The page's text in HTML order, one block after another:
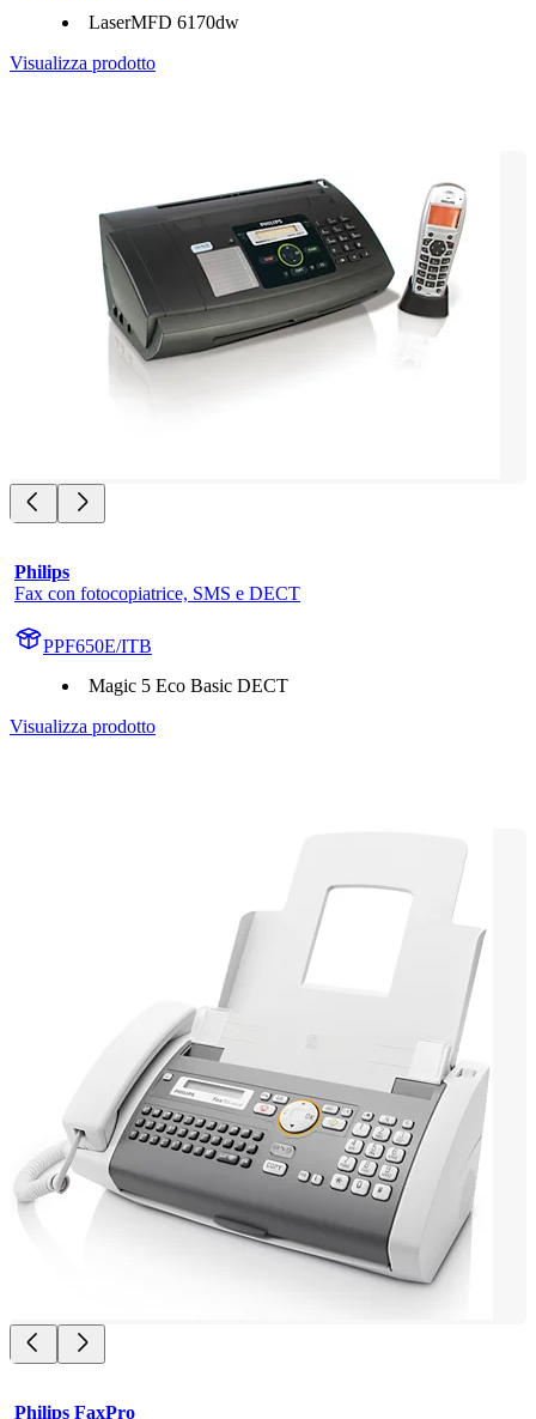
LaserMFD 6170dw
Visualizza prodotto
Philips
Fax con fotocopiatrice, SMS e DECT
PPF650E/ITB
Magic 5 Eco Basic DECT
Visualizza prodotto
Philips FaxPro